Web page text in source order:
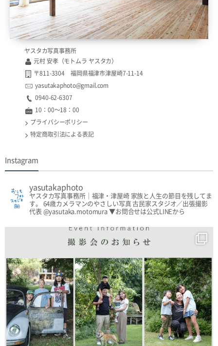
ヤスタカ写真事務所
元村 安孝（モトムラ ヤスタカ）
〒811-3304 福岡県福津市津屋崎7-11-14
yasutakaphoto@gmail.com
0940-62-6307​​
10：00〜18：00
プライバシーポリシー
特定商取引法による表記
Instagram
yasutakaphoto
ヤスタカ写真事務所｜福津・津屋崎家族と人生の節目を残してま
す。 64歳カメラマンのやさしい写真古民家スタジオ／出張撮影
代表 @yasutaka.motomura▼お問合せは公式LINEから